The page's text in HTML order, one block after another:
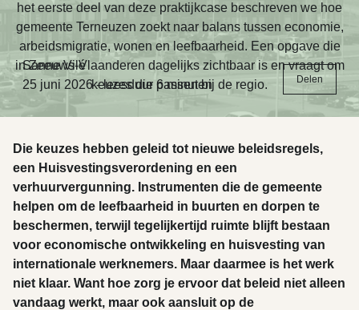
het eerste deel van deze praktijkcase beschreven we hoe
gemeente Terneuzen zoekt naar balans tussen economie,
arbeidsmigratie, wonen en leefbaarheid. Een opgave die
in Zeeuws-Vlaanderen dagelijks zichtbaar is en vraagt om
keuzes die passen bij de regio.
Sanne Vilé
25 juni 2026-leesduur 6 minuten Delen
Die keuzes hebben geleid tot nieuwe beleidsregels,
een Huisvestingsverordening en een
verhuurvergunning. Instrumenten die de gemeente
helpen om de leefbaarheid in buurten en dorpen te
beschermen, terwijl tegelijkertijd ruimte blijft bestaan
voor economische ontwikkeling en huisvesting van
internationale werknemers. Maar daarmee is het werk
niet klaar. Want hoe zorg je ervoor dat beleid niet alleen
vandaag werkt, maar ook aansluit op de